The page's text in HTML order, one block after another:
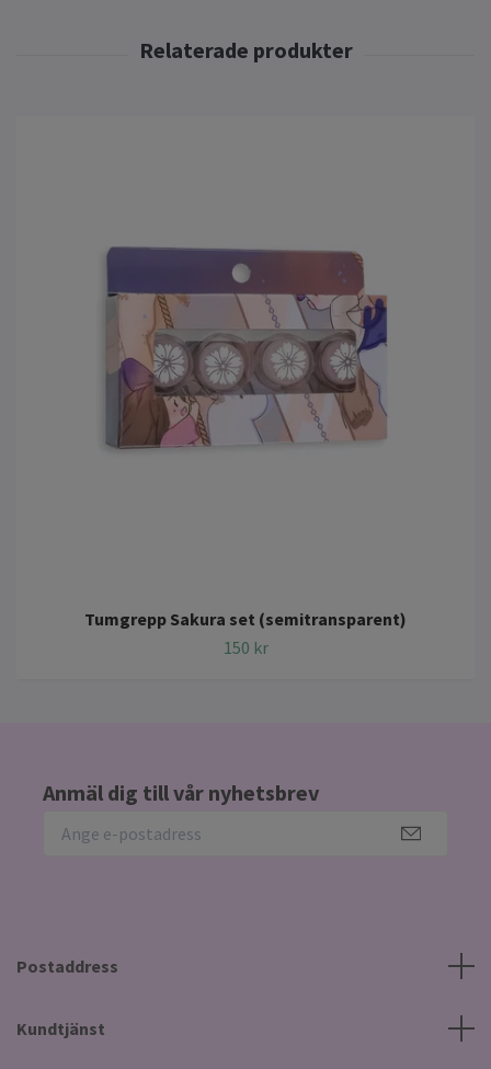
Tumgrepp Sakura set (semitransparent)
150 kr
Anmäl dig till vår nyhetsbrev
Postaddress
Kundtjänst